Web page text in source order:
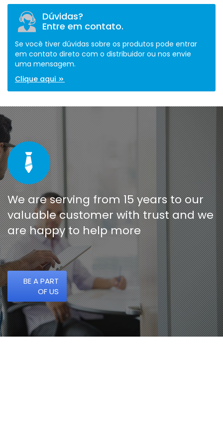
Dúvidas?
Entre em contato.
Se você tiver dúvidas sobre os produtos pode entrar
em contato direto com o distribuidor ou nos envie
uma mensagem.
Clique aqui
We are serving from 15 years to our
valuable customer with trust and we
are happy to help more
BE A PART
OF US